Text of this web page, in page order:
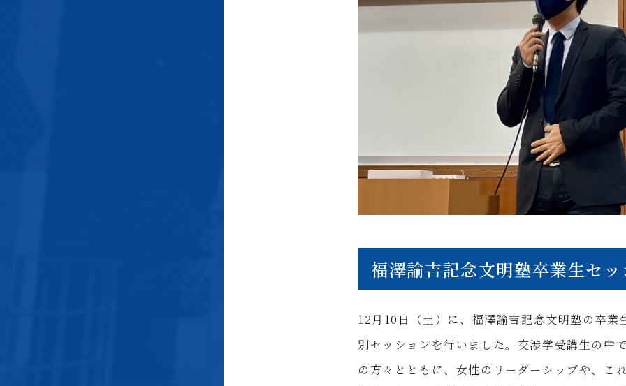
福澤諭吉記念文明塾卒業生セ
12月10日（土）に、福澤諭吉記念文明塾の卒
別セッションを行いました。交渉学受講生の中
の方々とともに、女性のリーダーシップや、こ